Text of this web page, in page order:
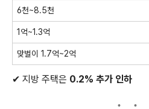
6천~8.5천
1억~1.3억
맞벌이 1.7억~2억
✔ 지방 주택은 0.2% 추가 인하